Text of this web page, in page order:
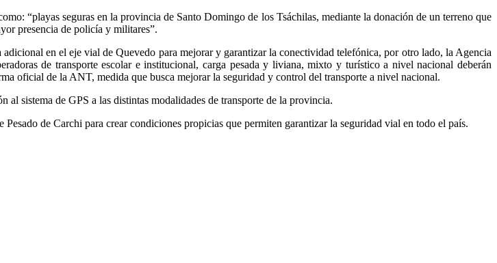
“playas seguras en la provincia de Santo Domingo de los Tsáchilas, mediante la donación de un terreno que
presencia de policía y militares”.
en el eje vial de Quevedo para mejorar y garantizar la conectividad telefónica, por otro lado, la Agencia
de transporte escolar e institucional, carga pesada y liviana, mixto y turístico a nivel nacional deberán
oficial de la ANT, medida que busca mejorar la seguridad y control del transporte a nivel nacional.
sistema de GPS a las distintas modalidades de transporte de la provincia.
de Carchi para crear condiciones propicias que permiten garantizar la seguridad vial en todo el país.